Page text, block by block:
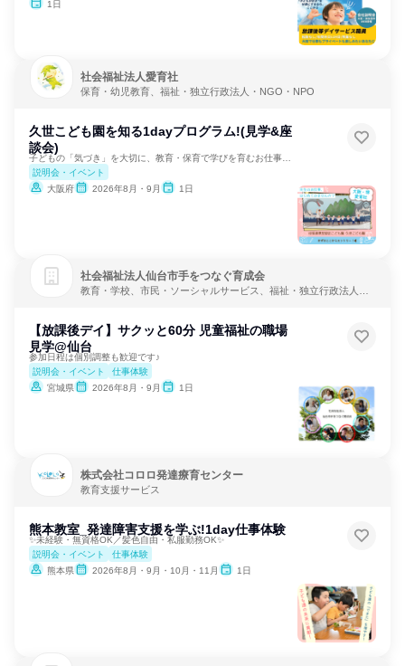
1日
社会福祉法人愛育社
保育・幼児教育、福祉・独立行政法人・NGO・NPO
久世こども園を知る1dayプログラム!(見学&座
談会)
説明会・イベント
大阪府
2026年8月・9月 1日
社会福祉法人仙台市手をつなぐ育成会
教育・学校、市民・ソーシャルサービス、福祉・独立行政法人・
【放課後デイ】サクッと60分 児童福祉の職場
見学@仙台
参加日程は個別調整も歓迎です♪
説明会・イベント
仕事体験
宮城県
2026年8月・9月 1日
株式会社コロロ発達療育センター
教育支援サービス
熊本教室_発達障害支援を学ぶ!1day仕事体験
✨未経験・無資格OK／髪色自由・私服勤務OK✨
説明会・イベント
仕事体験
熊本県
2026年8月・9月・10月・11月 1日